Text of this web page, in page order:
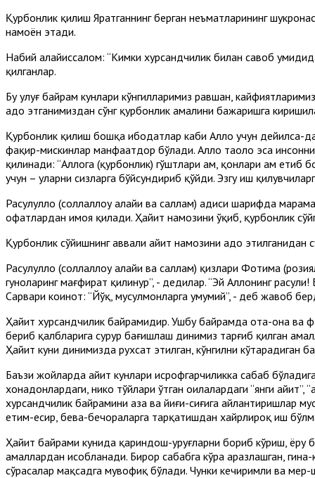
Қурбонлик қилиш Яратганнинг берган неъматларининг
намоён этади.
Набий алайҳиссалом: “Кимки хурсандчилик билан савоб
қилганлар.
Бу улуғ байрам кунлари кўнгилларимиз равшан,
адо этганимиздан сўнг қурбонлик амалини бажаришга
Қурбонлик қилиш бошқа ибодатлар каби Аллоҳ учун дейилса-
фақир-мискинлар манфаатдор бўлади. Аллоҳ таоло эса
қилинади: “Аллоҳга (қурбонлик) гўштлари ҳам, қонлари ҳам
учун – уларни сизларга бўйсундириб қўйди. Эзгу иш
Расулуллоҳ (соллаллоҳу алайҳи ва саллам) ҳадиси шарифда
офатлардан ҳимоя қилади. Ҳайит намозини ўқиб, қурбонлик
Қурбонлик сўйишнинг аввали ҳайит намозини адо этилганидан
Расулуллоҳ (соллаллоҳу алайҳи ва саллам) қизлари Фотима
гуноҳларинг мағфират қилинур”, - дедилар. “Эй Аллоҳнинг
Сарвари коинот: “Йўқ, мусулмонларга умумий”, - деб жавоб
Ҳайит хурсандчилик байрамидир. Ушбу байрамда ота-она ва
бериб қалбларига сурур бағишлаш динимиз тарғиб қилган
Ҳайит куни динимизда рухсат этилган, кўнгилни
Баъзи жойларда ҳайит кунлари исрофгарчиликка сабаб
хонадонлардаги, никоҳ тўйлари ўтган оилалардаги “янги
хурсандчилик байрамини аза ва йиғи-сиғига айлантиришлар
етим-есир, бева-бечораларга тарқатишдан хайрлироқ иш
Ҳайит байрами кунида қариндош-уруғларни бориб кўриш, ёру
амаллардан ҳисобланади. Бирор сабабга кўра аразлашган,
сўрасалар мақсадга мувофиқ бўлади. Чунки кечиримли ва